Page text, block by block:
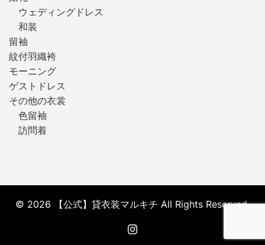
ウェディングドレス
和装
留袖
紋付羽織袴
モーニング
ゲストドレス
その他の衣裳
色留袖
訪問着
© 2026 【公式】貸衣装マルキチ All Rights Reserved.